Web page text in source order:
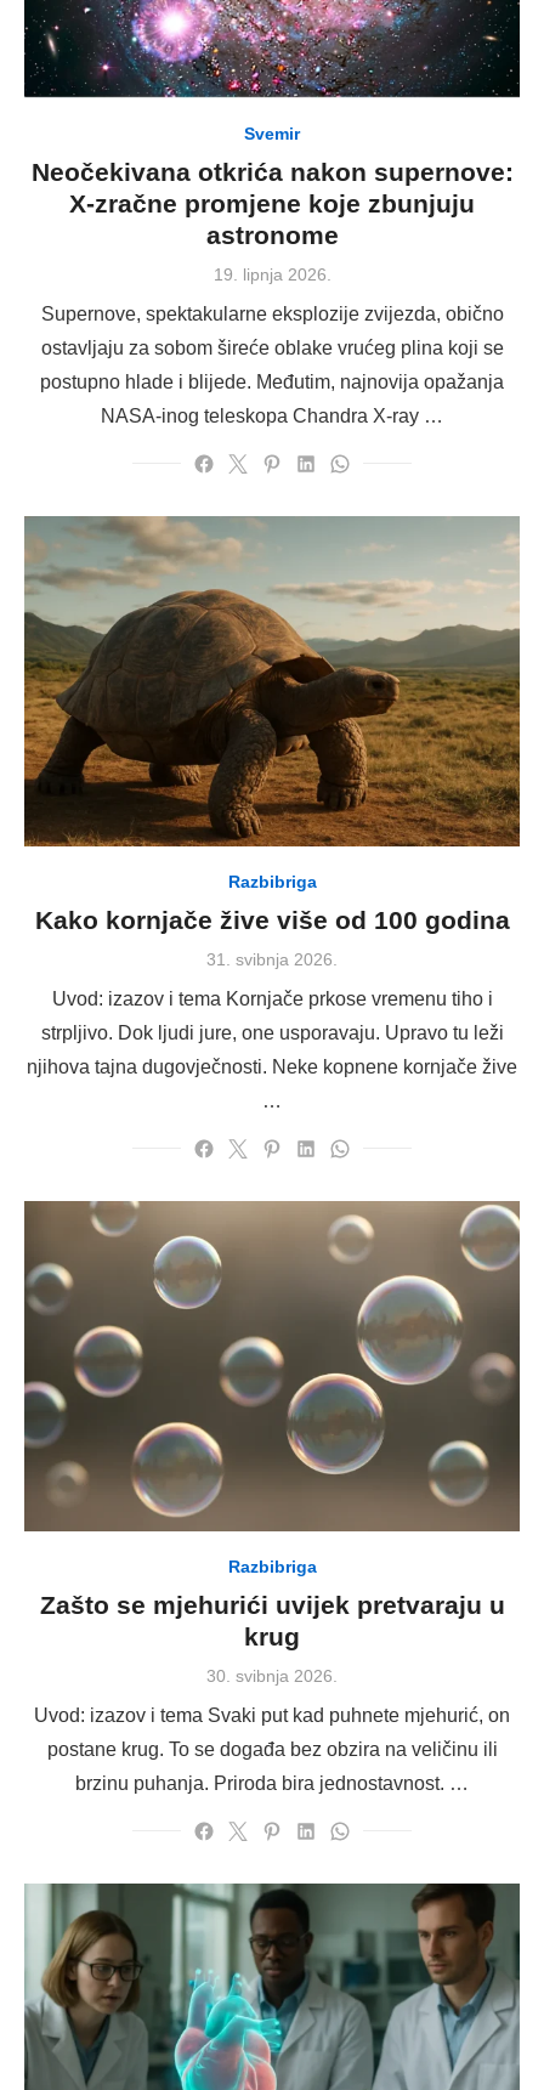
Svemir
Neočekivana otkrića nakon supernove:
X-zračne promjene koje zbunjuju
astronome
Posted
19. lipnja 2026.
Supernove, spektakularne eksplozije zvijezda, obično
ostavljaju za sobom šireće oblake vrućeg plina koji se
postupno hlade i blijede. Međutim, najnovija opažanja
NASA-inog teleskopa Chandra X-ray …
Razbibriga
Kako kornjače žive više od 100 godina
Posted
31. svibnja 2026.
Uvod: izazov i tema Kornjače prkose vremenu tiho i
strpljivo. Dok ljudi jure, one usporavaju. Upravo tu leži
njihova tajna dugovječnosti. Neke kopnene kornjače žive
…
Razbibriga
Zašto se mjehurići uvijek pretvaraju u
krug
Posted
30. svibnja 2026.
Uvod: izazov i tema Svaki put kad puhnete mjehurić, on
postane krug. To se događa bez obzira na veličinu ili
brzinu puhanja. Priroda bira jednostavnost. …